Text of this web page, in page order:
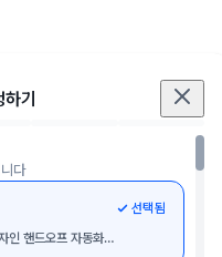
기
다
디자이너와 개발자 협업을 위한 디자인 핸드오프 자동화 도구
선택됨
솔루션을 만나